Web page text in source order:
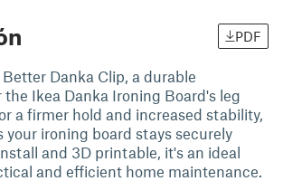
PDF
Danka Clip, a durable
Ikea Danka Ironing Board's leg
a firmer hold and increased stability,
your ironing board stays securely
and 3D printable, it's an ideal
and efficient home maintenance.